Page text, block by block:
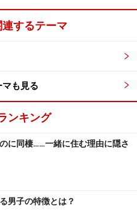
するテーマ
も見る
ンキング
に同棲……一緒に住む理由に隠さ
男子の特徴とは？